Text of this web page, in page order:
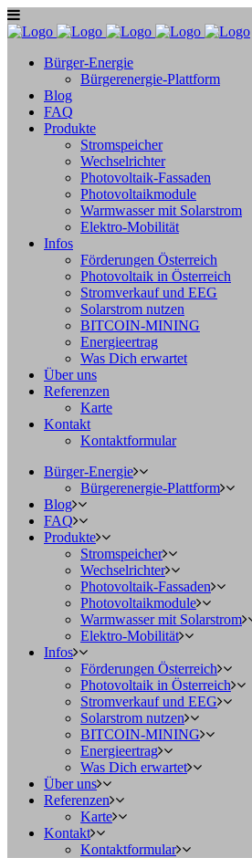
Bürger-Energie
Bürgerenergie-Plattform
Blog
FAQ
Produkte
Stromspeicher
Wechselrichter
Photovoltaik-Fassaden
Photovoltaikmodule
Warmwasser mit Solarstrom
Elektro-Mobilität
Infos
Förderungen Österreich
Photovoltaik in Österreich
Stromverkauf und EEG
Solarstrom nutzen
BITCOIN-MINING
Energieertrag
Was Dich erwartet
Über uns
Referenzen
Karte
Kontakt
Kontaktformular
Bürger-Energie
Bürgerenergie-Plattform
Blog
FAQ
Produkte
Stromspeicher
Wechselrichter
Photovoltaik-Fassaden
Photovoltaikmodule
Warmwasser mit Solarstrom
Elektro-Mobilität
Infos
Förderungen Österreich
Photovoltaik in Österreich
Stromverkauf und EEG
Solarstrom nutzen
BITCOIN-MINING
Energieertrag
Was Dich erwartet
Über uns
Referenzen
Karte
Kontakt
Kontaktformular